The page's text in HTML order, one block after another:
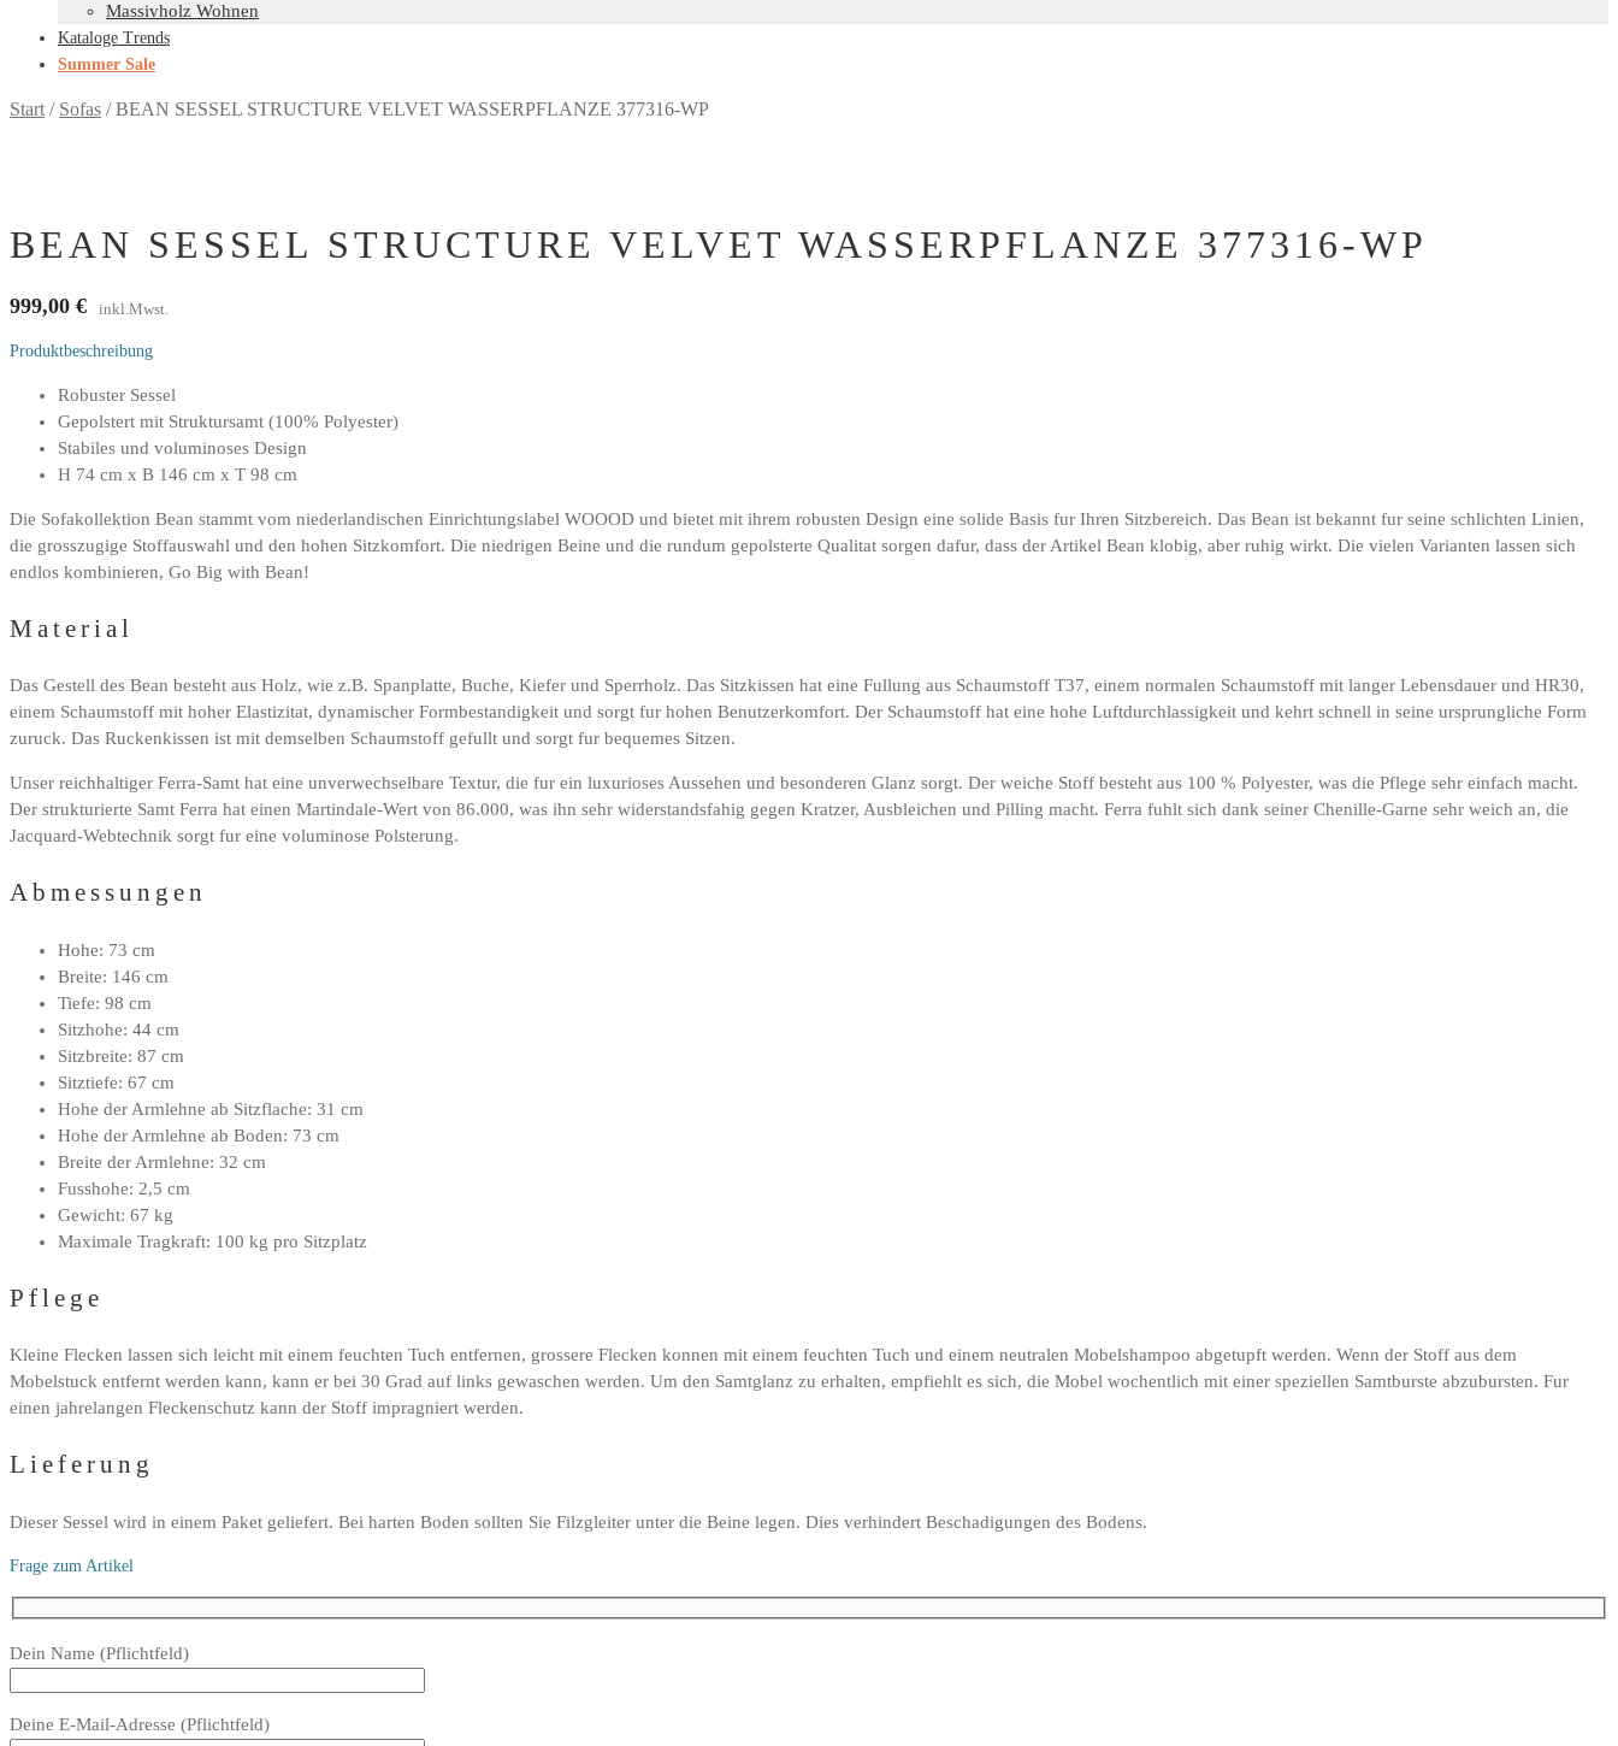
Massivholz Wohnen
Kataloge Trends
Summer Sale
Start / Sofas /BEAN SESSEL STRUCTURE VELVET WASSERPFLANZE 377316-WP
BEAN SESSEL STRUCTURE VELVET WASSERPFLANZE 377316-WP
999,00 € inkl.Mwst.
Produktbeschreibung
Robuster Sessel
Gepolstert mit Struktursamt (100% Polyester)
Stabiles und voluminoses Design
H 74 cm x B 146 cm x T 98 cm
Die Sofakollektion Bean stammt vom niederlandischen Einrichtungslabel WOOOD und bietet mit ihrem robusten Design eine solide Basis fur Ihren Sitzbereich. Das Bean ist bekannt fur seine schlichten Linien,
die grosszugige Stoffauswahl und den hohen Sitzkomfort. Die niedrigen Beine und die rundum gepolsterte Qualitat sorgen dafur, dass der Artikel Bean klobig, aber ruhig wirkt. Die vielen Varianten lassen sich
endlos kombinieren, Go Big with Bean!
Material
Das Gestell des Bean besteht aus Holz, wie z.B. Spanplatte, Buche, Kiefer und Sperrholz. Das Sitzkissen hat eine Fullung aus Schaumstoff T37, einem normalen Schaumstoff mit langer Lebensdauer und HR30,
einem Schaumstoff mit hoher Elastizitat, dynamischer Formbestandigkeit und sorgt fur hohen Benutzerkomfort. Der Schaumstoff hat eine hohe Luftdurchlassigkeit und kehrt schnell in seine ursprungliche Form
zuruck. Das Ruckenkissen ist mit demselben Schaumstoff gefullt und sorgt fur bequemes Sitzen.
Unser reichhaltiger Ferra-Samt hat eine unverwechselbare Textur, die fur ein luxurioses Aussehen und besonderen Glanz sorgt. Der weiche Stoff besteht aus 100 % Polyester, was die Pflege sehr einfach macht.
Der strukturierte Samt Ferra hat einen Martindale-Wert von 86.000, was ihn sehr widerstandsfahig gegen Kratzer, Ausbleichen und Pilling macht. Ferra fuhlt sich dank seiner Chenille-Garne sehr weich an, die
Jacquard-Webtechnik sorgt fur eine voluminose Polsterung.
Abmessungen
Hohe: 73 cm
Breite: 146 cm
Tiefe: 98 cm
Sitzhohe: 44 cm
Sitzbreite: 87 cm
Sitztiefe: 67 cm
Hohe der Armlehne ab Sitzflache: 31 cm
Hohe der Armlehne ab Boden: 73 cm
Breite der Armlehne: 32 cm
Fusshohe: 2,5 cm
Gewicht: 67 kg
Maximale Tragkraft: 100 kg pro Sitzplatz
Pflege
Kleine Flecken lassen sich leicht mit einem feuchten Tuch entfernen, grossere Flecken konnen mit einem feuchten Tuch und einem neutralen Mobelshampoo abgetupft werden. Wenn der Stoff aus dem
Mobelstuck entfernt werden kann, kann er bei 30 Grad auf links gewaschen werden. Um den Samtglanz zu erhalten, empfiehlt es sich, die Mobel wochentlich mit einer speziellen Samtburste abzubursten. Fur
einen jahrelangen Fleckenschutz kann der Stoff impragniert werden.
Lieferung
Dieser Sessel wird in einem Paket geliefert. Bei harten Boden sollten Sie Filzgleiter unter die Beine legen. Dies verhindert Beschadigungen des Bodens.
Frage zum Artikel
Bitte
Feld
Dein Name (Pflichtfeld)
Deine E-Mail-Adresse (Pflichtfeld)